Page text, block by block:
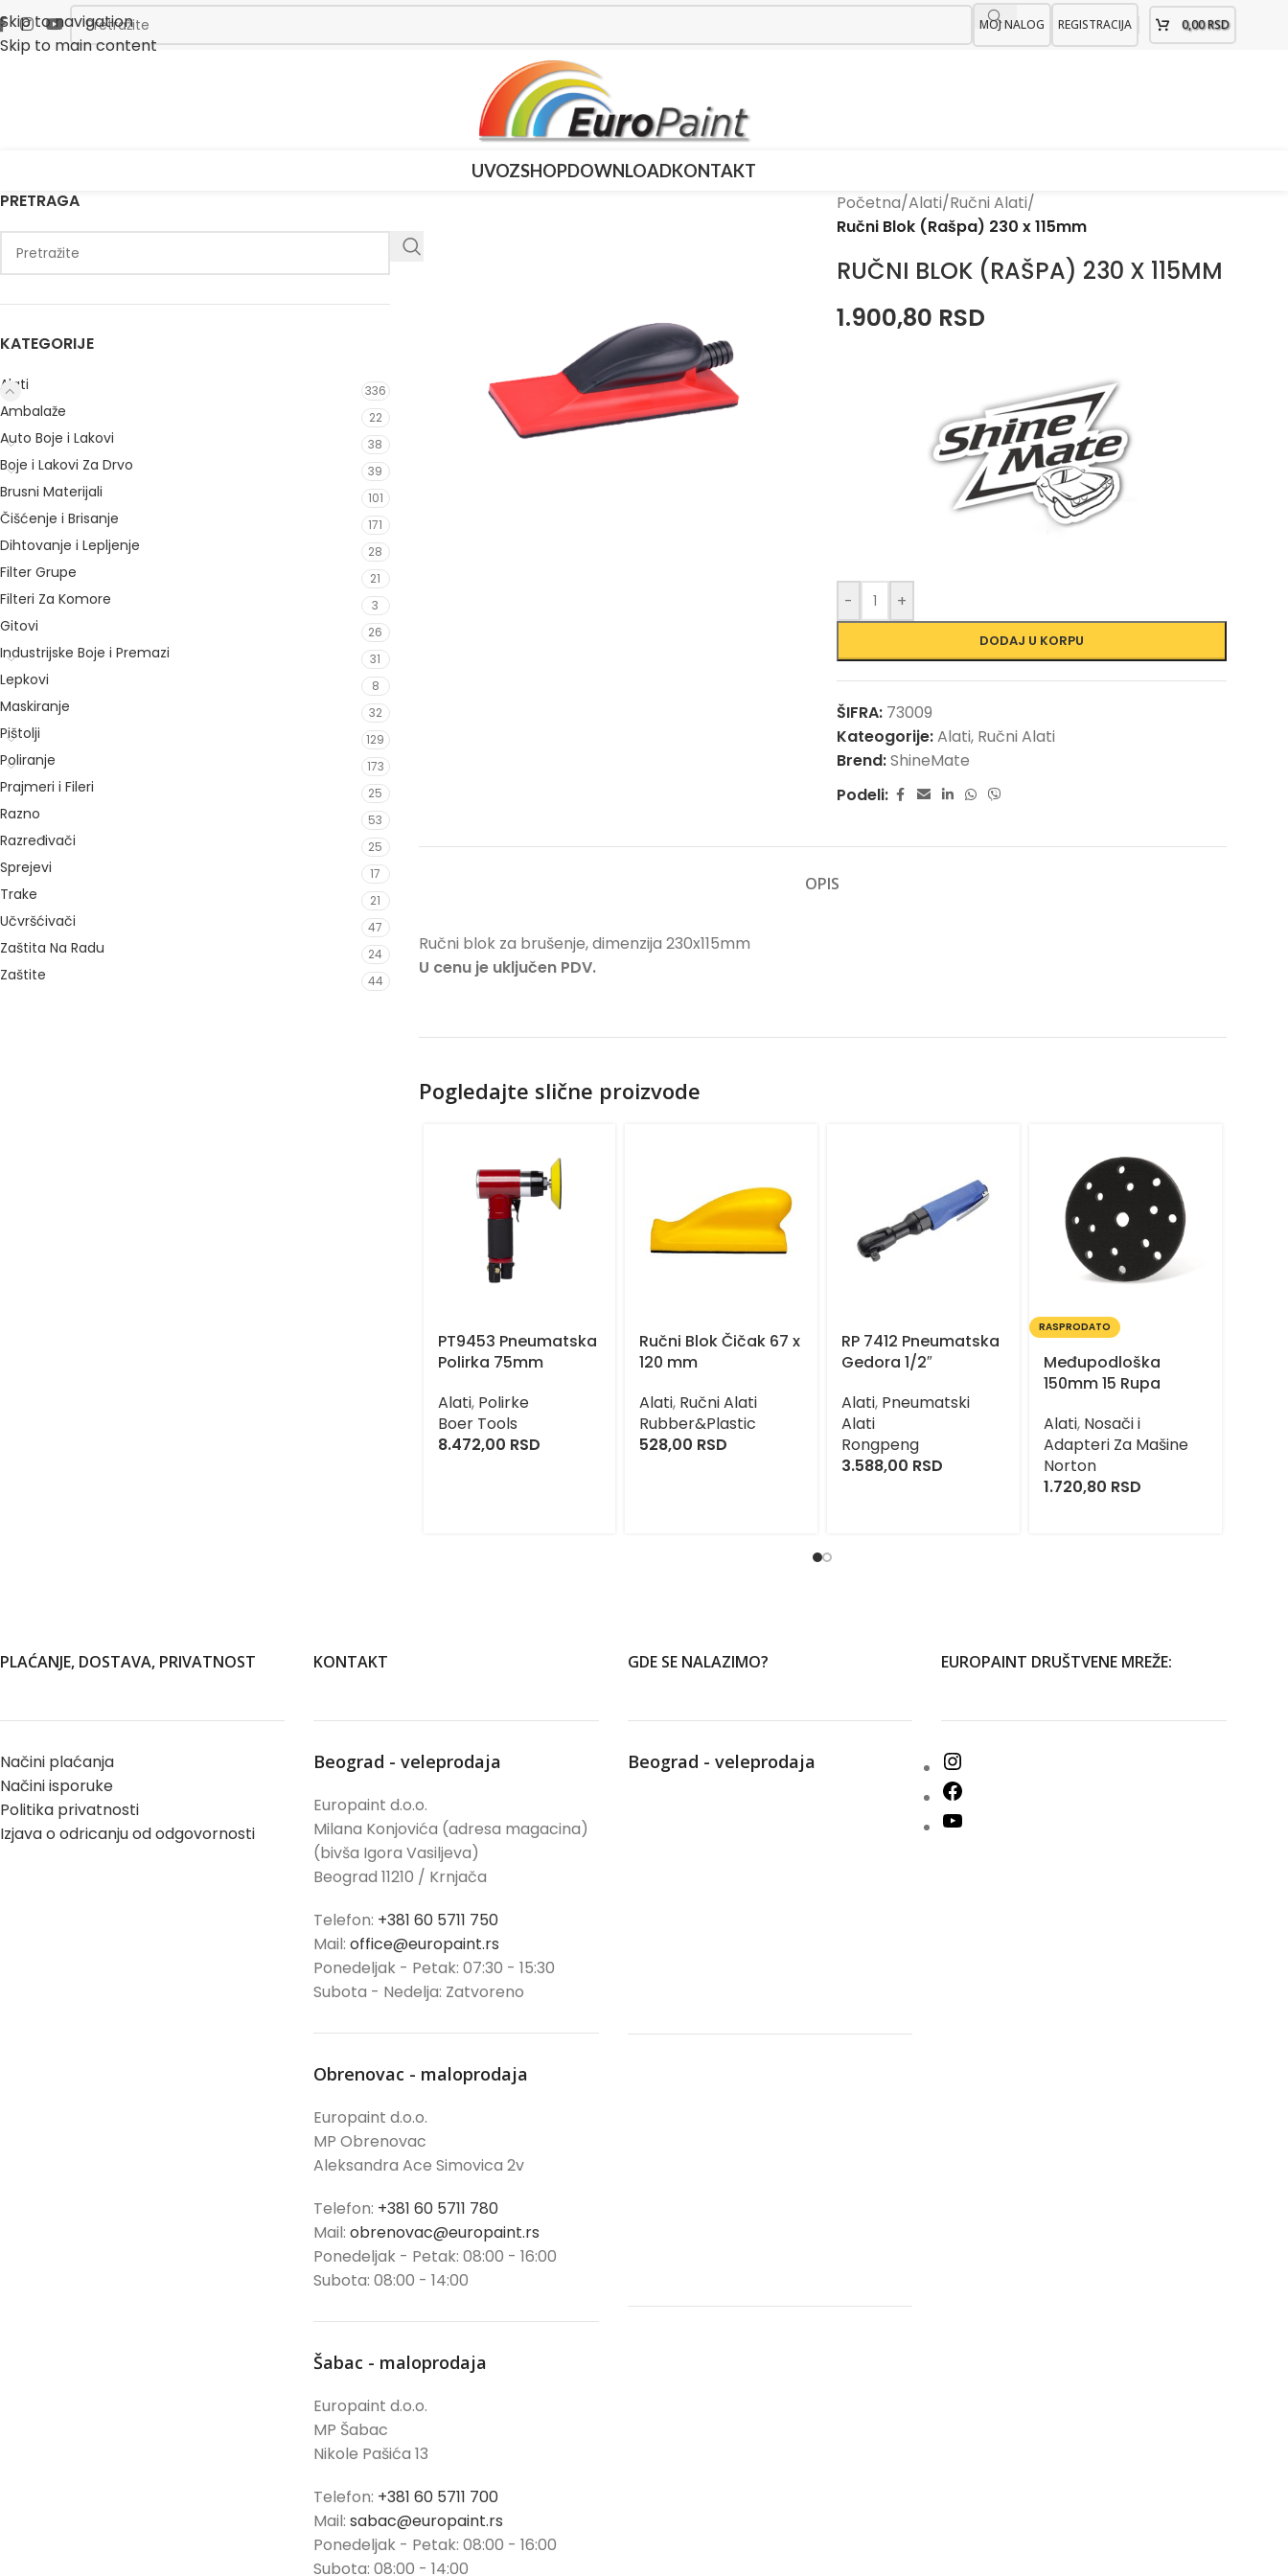
Skip to navigation
Skip to main content
MOJ NALOG REGISTRACIJA 0,00RSD
UVOZSHOPDOWNLOADKONTAKT
PRETRAGA
KATEGORIJE
Alati 336
Ambalaže 22
Auto Boje i Lakovi 38
Boje i Lakovi Za Drvo 39
Brusni Materijali 101
Čišćenje i Brisanje 171
Dihtovanje i Lepljenje 28
Filter Grupe 21
Filteri Za Komore 3
Gitovi 26
Industrijske Boje i Premazi 31
Lepkovi 8
Maskiranje 32
Pištolji 129
Poliranje 173
Prajmeri i Fileri 25
Razno 53
Razređivači 25
Sprejevi 17
Trake 21
Učvršćivači 47
Zaštita Na Radu 24
Zaštite 44
Početna/Alati/Ručni Alati/
Ručni Blok (Rašpa) 230 x 115mm
RUČNI BLOK (RAŠPA) 230 X 115MM
1.900,80 RSD
- +
DODAJ U KORPU
ŠIFRA: 73009
Kateogorije:Alati, Ručni Alati
Brend:ShineMate
Podeli:
OPIS
Ručni blok za brušenje, dimenzija 230x115mm
U cenu je uključen PDV.
Pogledajte slične proizvode
PT9453 Pneumatska
Polirka 75mm
Alati, Polirke
Boer Tools
8.472,00 RSD
Ručni Blok Čičak 67 x
120 mm
Alati, Ručni Alati
Rubber&Plastic
528,00 RSD
RP 7412 Pneumatska
Gedora 1/2″
Alati, Pneumatski
Alati
Rongpeng
3.588,00 RSD
RASPRODATO
Međupodloška
150mm 15 Rupa
Alati, Nosači i
Adapteri Za Mašine
Norton
1.720,80 RSD
PLAĆANJE, DOSTAVA, PRIVATNOST
Načini plaćanja
Načini isporuke
Politika privatnosti
Izjava o odricanju od odgovornosti
KONTAKT
Beograd - veleprodaja
Europaint d.o.o.
Milana Konjovića (adresa magacina)
(bivša Igora Vasiljeva)
Beograd 11210 / Krnjača
Telefon: +381 60 5711 750
Mail:office@europaint.rs
Ponedeljak - Petak: 07:30 - 15:30
Subota - Nedelja: Zatvoreno
Obrenovac - maloprodaja
Europaint d.o.o.
MP Obrenovac
Aleksandra Ace Simovica 2v
Telefon: +381 60 5711 780
Mail:obrenovac@europaint.rs
Ponedeljak - Petak: 08:00 - 16:00
Subota: 08:00 - 14:00
Šabac - maloprodaja
Europaint d.o.o.
MP Šabac
Nikole Pašića 13
Telefon: +381 60 5711 700
Mail:sabac@europaint.rs
Ponedeljak - Petak: 08:00 - 16:00
Subota: 08:00 - 14:00
GDE SE NALAZIMO?
Beograd - veleprodaja
EUROPAINT DRUŠTVENE MREŽE: